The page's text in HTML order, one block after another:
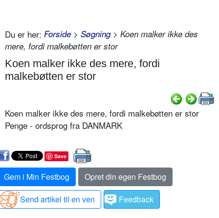
Du er her: Forside > Søgning> Koen malker ikke des
mere, fordi malkebøtten er stor
Koen malker ikke des mere, fordi
malkebøtten er stor
Koen malker ikke des mere, fordi malkebøtten er stor
Penge - ordsprog fra DANMARK
Save
Gem i Min Festbog
Opret din egen Festbog
Send artikel til en ven
Feedback